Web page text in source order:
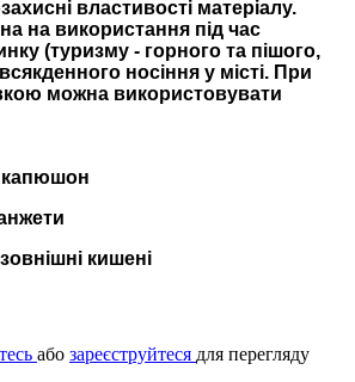
властивості матеріалу.
на використання під час
(туризму - горного та пішого,
носіння у місті. При
можна використовувати
кишені
або зареєструйтеся для перегляду